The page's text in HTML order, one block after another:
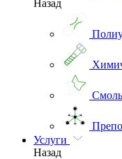
Назад
Услуги
Назад